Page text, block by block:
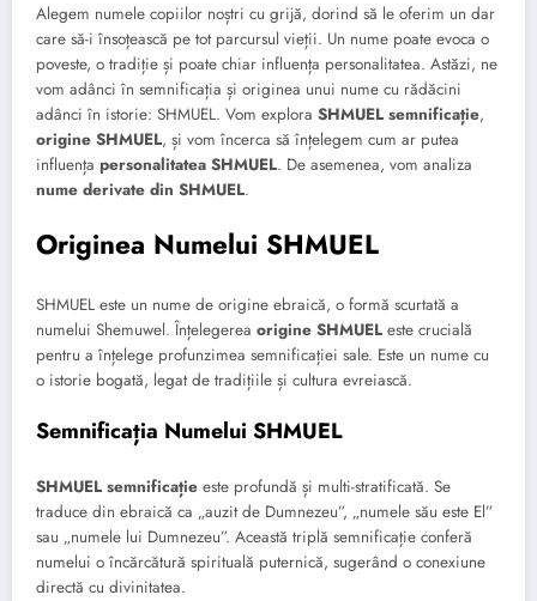
Alegem numele copiilor noștri cu grijă, dorind să le oferim un dar
care să-i însoțească pe tot parcursul vieții. Un nume poate evoca o
poveste, o tradiție și poate chiar influența personalitatea. Astăzi, ne
vom adânci în semnificația și originea unui nume cu rădăcini
adânci în istorie: SHMUEL. Vom explora SHMUEL semnificație,
origine SHMUEL, și vom încerca să înțelegem cum ar putea
influența personalitatea SHMUEL. De asemenea, vom analiza
nume derivate din SHMUEL.
Originea Numelui SHMUEL
SHMUEL este un nume de origine ebraică, o formă scurtată a
numelui Shemuwel. Înțelegerea origine SHMUEL este crucială
pentru a înțelege profunzimea semnificației sale. Este un nume cu
o istorie bogată, legat de tradițiile și cultura evreiască.
Semnificația Numelui SHMUEL
SHMUEL semnificație este profundă și multi-stratificată. Se
traduce din ebraică ca „auzit de Dumnezeu”, „numele său este El”
sau „numele lui Dumnezeu”. Această triplă semnificație conferă
numelui o încărcătură spirituală puternică, sugerând o conexiune
directă cu divinitatea.